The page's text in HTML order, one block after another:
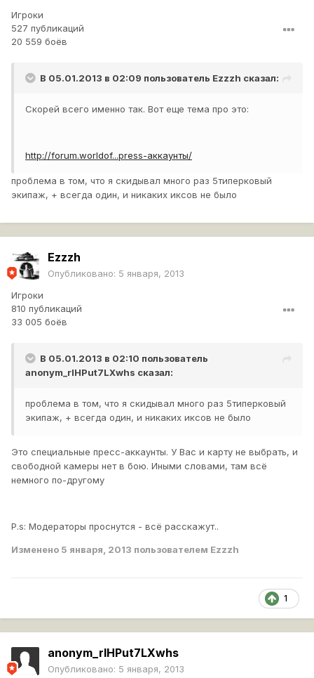
Игроки
527 публикаций
20 559 боёв
В 05.01.2013 в 02:09 пользователь Ezzzh сказал:
Скорей всего именно так. Вот еще тема про это:
http://forum.worldof...press-аккаунты/
проблема в том, что я скидывал много раз 5типерковый
экипаж, + всегда один, и никаких иксов не было
Ezzzh
Опубликовано: 5 января, 2013
Игроки
810 публикаций
33 005 боёв
В 05.01.2013 в 02:10 пользователь
anonym_rlHPut7LXwhs сказал:
проблема в том, что я скидывал много раз 5типерковый
экипаж, + всегда один, и никаких иксов не было
Это специальные пресс-аккаунты. У Вас и карту не выбрать, и
свободной камеры нет в бою. Иными словами, там всё
немного по-другому
P.s: Модераторы проснутся - всё расскажут..
Изменено 5 января, 2013 пользователем Ezzzh
1
anonym_rlHPut7LXwhs
Опубликовано: 5 января, 2013